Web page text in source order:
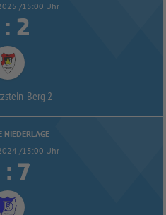
/15:00 Uhr
: 
Berg 2
NIEDERLAGE
/15:00 Uhr
: 